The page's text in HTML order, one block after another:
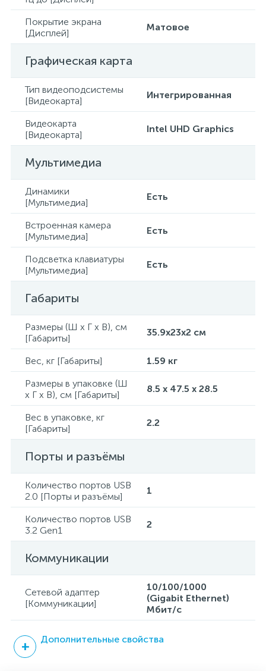
Покрытие экрана
[Дисплей]
Матовое
Графическая карта
Тип видеоподсистемы
[Видеокарта]
Интегрированная
Видеокарта
[Видеокарта]
Intel UHD Graphics
Мультимедиа
Динамики
[Мультимедиа]
Есть
Встроенная камера
[Мультимедиа]
Есть
Подсветка клавиатуры
[Мультимедиа]
Есть
Габариты
Размеры (Ш x Г x В), см
[Габариты]
35.9x23x2 см
Вес, кг [Габариты]
1.59 кг
Размеры в упаковке (Ш
x Г x В), см [Габариты]
8.5 x 47.5 x 28.5
Вес в упаковке, кг
[Габариты]
2.2
Порты и разъёмы
Количество портов USB
2.0 [Порты и разъёмы]
1
Количество портов USB
3.2 Gen1
2
Коммуникации
Сетевой адаптер
[Коммуникации]
10/100/1000
(Gigabit Ethernet)
Мбит/с
Дополнительные свойства